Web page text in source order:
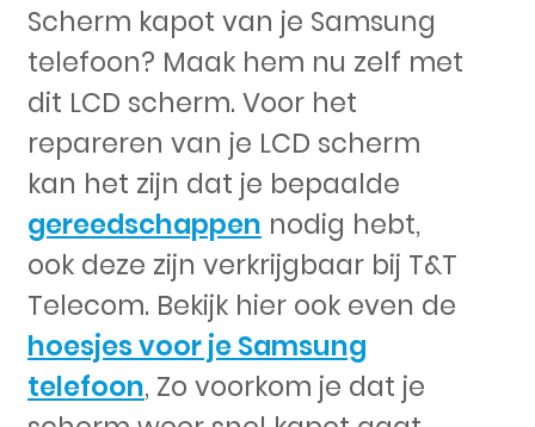
Scherm kapot van je Samsung
telefoon? Maak hem nu zelf met
dit LCD scherm. Voor het
repareren van je LCD scherm
kan het zijn dat je bepaalde
gereedschappen nodig hebt,
ook deze zijn verkrijgbaar bij T&T
Telecom. Bekijk hier ook even de
hoesjes voor je Samsung
telefoon, Zo voorkom je dat je